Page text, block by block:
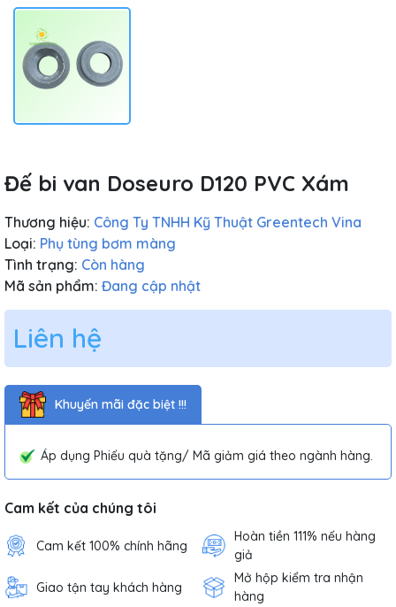
Đế bi van Doseuro D120 PVC Xám
Thương hiệu: Công Ty TNHH Kỹ Thuật Greentech Vina
Loại: Phụ tùng bơm màng
Tình trạng: Còn hàng
Mã sản phẩm: Đang cập nhật
Liên hệ
Khuyến mãi đặc biệt !!!
Áp dụng Phiếu quà tặng/ Mã giảm giá theo ngành hàng.
Cam kết của chúng tôi
Cam kết 100% chính hãng
Hoàn tiền 111% nếu hàng
giả
Giao tận tay khách hàng
Mở hộp kiểm tra nhận
hàng